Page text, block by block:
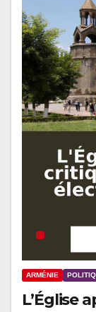
ARMÉNIE
L’Église